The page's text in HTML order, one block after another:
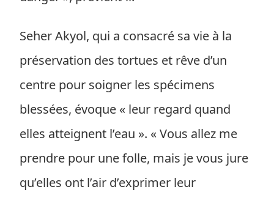
Seher Akyol, qui a consacré sa vie à la
préservation des tortues et rêve d’un
centre pour soigner les spécimens
blessées, évoque « leur regard quand
elles atteignent l’eau ». « Vous allez me
prendre pour une folle, mais je vous jure
qu’elles ont l’air d’exprimer leur